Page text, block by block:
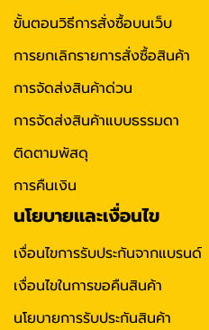
ขั้นตอนวิธีการสั่งซื้อบนเว็บ
การยกเลิกรายการสั่งซื้อสินค้า
การจัดส่งสินค้าด่วน
การจัดส่งสินค้าแบบธรรมดา
ติดตามพัสดุ
การคืนเงิน
นโยบายและเงื่อนไข
เงื่อนไขการรับประกันจากแบรนด์
เงื่อนไขในการขอคืนสินค้า
นโยบายการรับประกันสินค้า